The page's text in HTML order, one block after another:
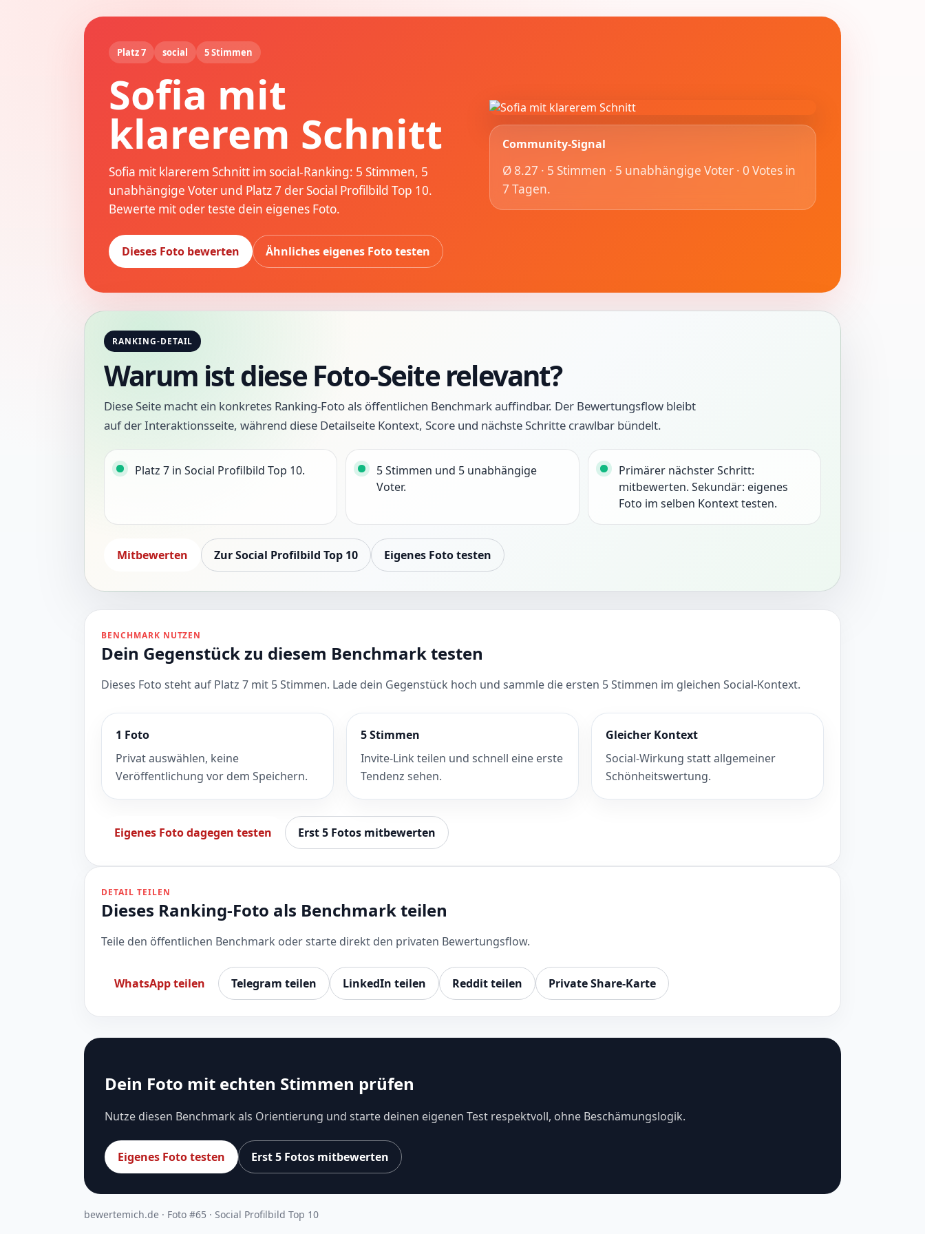
Platz 7 social 5 Stimmen
Sofia mit
klarerem Schnitt
Sofia mit klarerem Schnitt im social-Ranking: 5 Stimmen, 5
unabhängige Voter und Platz 7 der Social Profilbild Top 10.
Bewerte mit oder teste dein eigenes Foto.
Dieses Foto bewerten Ähnliches eigenes Foto testen
Community-Signal
Ø 8.27 · 5 Stimmen · 5 unabhängige Voter · 0 Votes in
7 Tagen.
RANKING-DETAIL
Warum ist diese Foto-Seite relevant?
Diese Seite macht ein konkretes Ranking-Foto als öffentlichen Benchmark auffindbar. Der Bewertungsflow bleibt
auf der Interaktionsseite, während diese Detailseite Kontext, Score und nächste Schritte crawlbar bündelt.
Platz 7 in Social Profilbild Top 10.
5 Stimmen und 5 unabhängige
Voter.
Primärer nächster Schritt:
mitbewerten. Sekundär: eigenes
Foto im selben Kontext testen.
Mitbewerten Zur Social Profilbild Top 10 Eigenes Foto testen
BENCHMARK NUTZEN
Dein Gegenstück zu diesem Benchmark testen
Dieses Foto steht auf Platz 7 mit 5 Stimmen. Lade dein Gegenstück hoch und sammle die ersten 5 Stimmen im gleichen Social-Kontext.
1 Foto
Privat auswählen, keine
Veröffentlichung vor dem Speichern.
5 Stimmen
Invite-Link teilen und schnell eine erste
Tendenz sehen.
Gleicher Kontext
Social-Wirkung statt allgemeiner
Schönheitswertung.
Eigenes Foto dagegen testen Erst 5 Fotos mitbewerten
DETAIL TEILEN
Dieses Ranking-Foto als Benchmark teilen
Teile den öffentlichen Benchmark oder starte direkt den privaten Bewertungsflow.
WhatsApp teilen Telegram teilen LinkedIn teilen Reddit teilen Private Share-Karte
Dein Foto mit echten Stimmen prüfen
Nutze diesen Benchmark als Orientierung und starte deinen eigenen Test respektvoll, ohne Beschämungslogik.
Eigenes Foto testen Erst 5 Fotos mitbewerten
bewertemich.de · Foto #65 · Social Profilbild Top 10